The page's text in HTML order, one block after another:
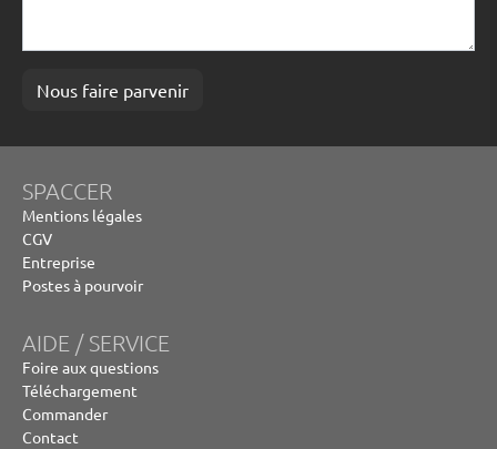
Nous faire parvenir
SPACCER
Mentions légales
CGV
Entreprise
Postes à pourvoir
AIDE / SERVICE
Foire aux questions
Téléchargement
Commander
Contact